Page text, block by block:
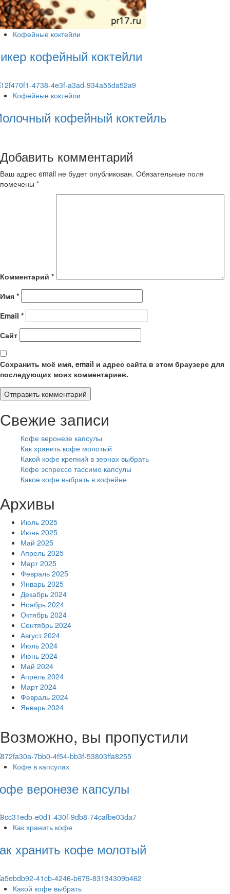
Кофейные коктейли
кофейный коктейли
Кофейные коктейли
кофейный коктейль
Добавить комментарий
Ваш адрес email не будет опубликован. Обязательные поля
помечены *
Комментарий *
Имя *
Email *
Сайт
Сохранить моё имя, email и адрес сайта в этом браузере для
последующих моих комментариев.
Свежие записи
Кофе веронезе капсулы
Как хранить кофе молотый
Какой кофе крепкий в зернах выбрать
Кофе эспрессо тассимо капсулы
Какое кофе выбрать в кофейне
Архивы
Июль 2025
Июнь 2025
Май 2025
Апрель 2025
Март 2025
Февраль 2025
Январь 2025
Декабрь 2024
Ноябрь 2024
Октябрь 2024
Сентябрь 2024
Август 2024
Июль 2024
Июнь 2024
Май 2024
Апрель 2024
Март 2024
Февраль 2024
Январь 2024
Возможно, вы пропустили
Кофе в капсулах
веронезе капсулы
Как хранить кофе
хранить кофе молотый
Какой кофе выбрать